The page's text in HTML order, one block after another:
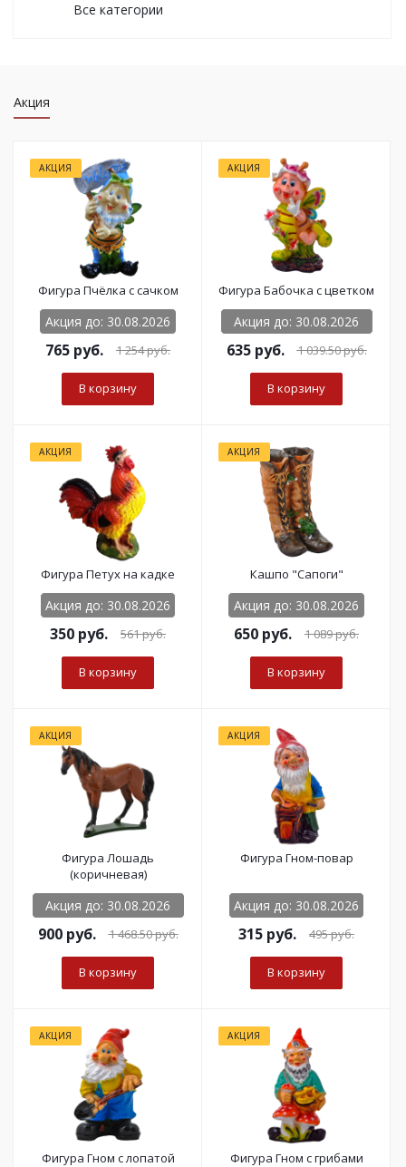
Все категории
Акция
АКЦИЯ
Фигура Пчёлка с сачком
Акция до: 30.08.2026
765 руб. 1 254руб.
В корзину
АКЦИЯ
Фигура Бабочка с цветком
Акция до: 30.08.2026
635руб. 1 039.50руб.
В корзину
АКЦИЯ
Фигура Петух на кадке
Акция до: 30.08.2026
350 руб. 561руб.
В корзину
АКЦИЯ
Кашпо "Сапоги"
Акция до: 30.08.2026
650 руб. 1 089руб.
В корзину
АКЦИЯ
Фигура Лошадь
(коричневая)
Акция до: 30.08.2026
900руб. 1 468.50руб.
В корзину
АКЦИЯ
Фигура Гном-повар
Акция до: 30.08.2026
315 руб. 495руб.
В корзину
АКЦИЯ
Фигура Гном с лопатой
АКЦИЯ
Фигура Гном с грибами